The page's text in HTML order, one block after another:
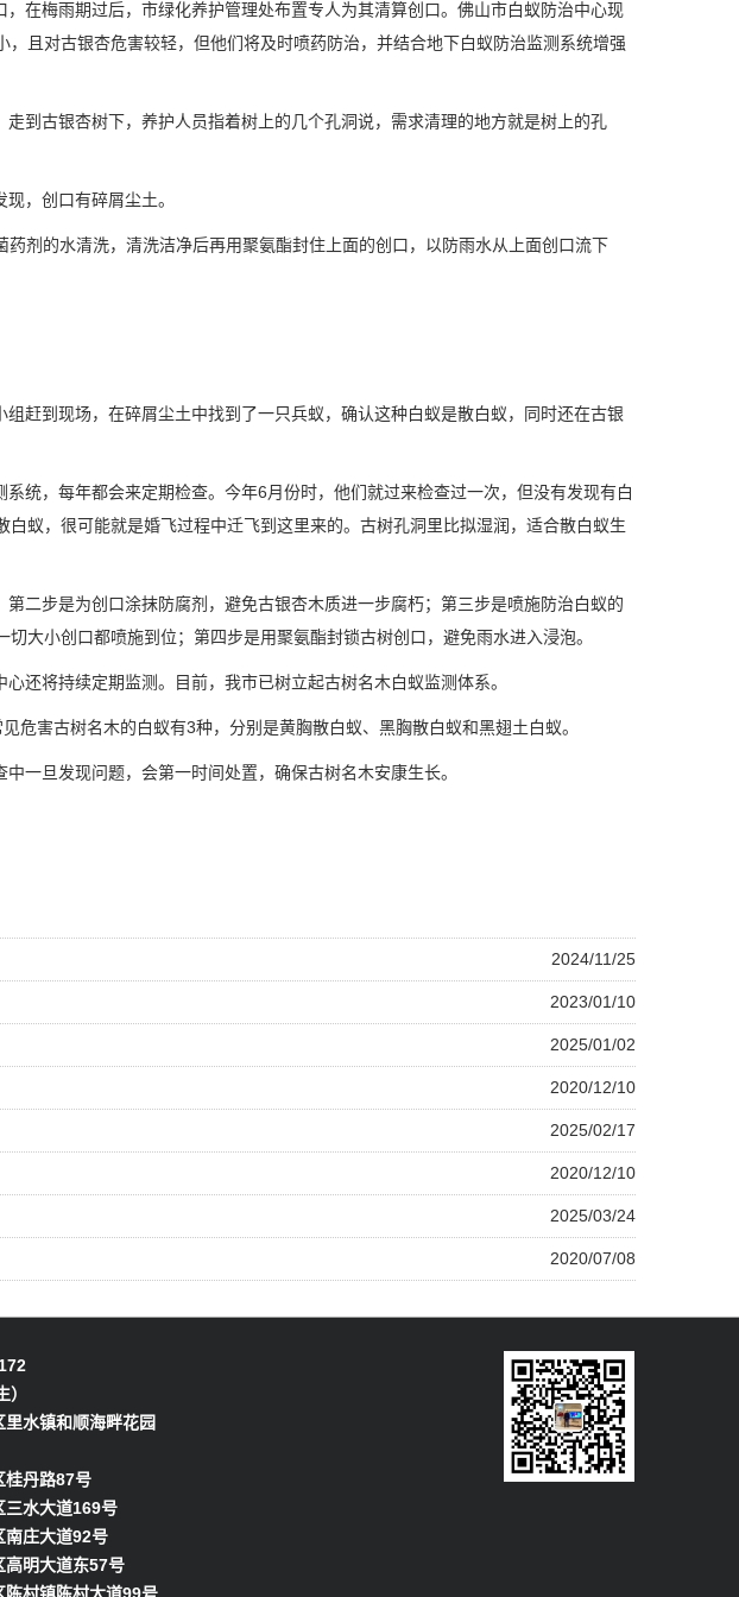
在梅雨期过后，市绿化养护管理处布置专人为其清算创口。佛山市白蚁防治中心现
且对古银杏危害较轻，但他们将及时喷药防治，并结合地下白蚁防治监测系统增强
到古银杏树下，养护人员指着树上的几个孔洞说，需求清理的地方就是树上的孔
，创口有碎屑尘土。
剂的水清洗，清洗洁净后再用聚氨酯封住上面的创口，以防雨水从上面创口流下
赶到现场，在碎屑尘土中找到了一只兵蚁，确认这种白蚁是散白蚁，同时还在古银
统，每年都会来定期检查。今年6月份时，他们就过来检查过一次，但没有发现有白
蚁，很可能就是婚飞过程中迁飞到这里来的。古树孔洞里比拟湿润，适合散白蚁生
二步是为创口涂抹防腐剂，避免古银杏木质进一步腐朽；第三步是喷施防治白蚁的
大小创口都喷施到位；第四步是用聚氨酯封锁古树创口，避免雨水进入浸泡。
还将持续定期监测。目前，我市已树立起古树名木白蚁监测体系。
害古树名木的白蚁有3种，分别是黄胸散白蚁、黑胸散白蚁和黑翅土白蚁。
一旦发现问题，会第一时间处置，确保古树名木安康生长。
2024/11/25
2023/01/10
2025/01/02
2020/12/10
2025/02/17
2020/12/10
2025/03/24
2020/07/08
水镇和顺海畔花园
丹路87号
水大道169号
庄大道92号
明大道东57号